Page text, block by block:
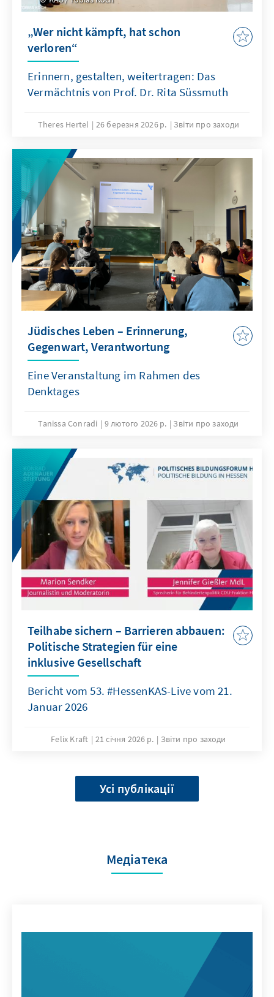
„Wer nicht kämpft, hat schon
verloren“
Erinnern, gestalten, weitertragen: Das
Vermächtnis von Prof. Dr. Rita Süssmuth
Theres Hertel 26 березня 2026 р. Звіти про заходи
Jüdisches Leben – Erinnerung,
Gegenwart, Verantwortung
Eine Veranstaltung im Rahmen des
Denktages
Tanissa Conradi 9 лютого 2026 р. Звіти про заходи
Teilhabe sichern – Barrieren abbauen:
Politische Strategien für eine
inklusive Gesellschaft
Bericht vom 53. #HessenKAS-Live vom 21.
Januar 2026
Felix Kraft 21 січня 2026 р. Звіти про заходи
Усі публікації
Медіатека